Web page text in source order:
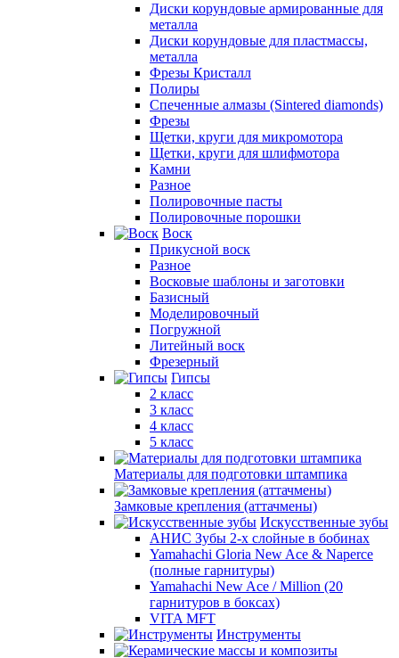
Диски корундовые армированные для
металла
Диски корундовые для пластмассы,
металла
Фрезы Кристалл
Полиры
Спеченные алмазы (Sintered diamonds)
Фрезы
Щетки, круги для микромотора
Щетки, круги для шлифмотора
Камни
Разное
Полировочные пасты
Полировочные порошки
Воск
Прикусной воск
Разное
Восковые шаблоны и заготовки
Базисный
Моделировочный
Погружной
Литейный воск
Фрезерный
Гипсы
2 класс
3 класс
4 класс
5 класс
Материалы для подготовки штампика
Замковые крепления (аттачмены)
Искусственные зубы
АНИС Зубы 2-х слойные в бобинах
Yamahachi Gloria New Ace & Naperce
(полные гарнитуры)
Yamahachi New Ace / Million (20
гарнитуров в боксах)
VITA MFT
Инструменты